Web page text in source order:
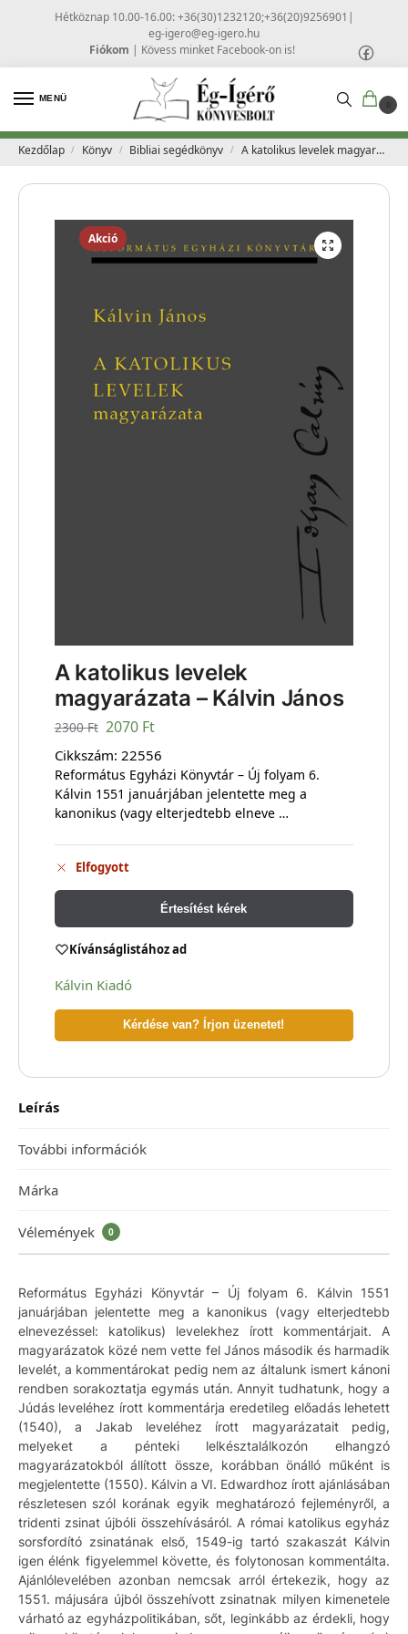
Hétköznap 10.00-16.00: +36(30)1232120;+36(20)9256901 |
eg-igero@eg-igero.hu
Fiókom | Kövess minket Facebook-on is!
MENÜ
0
Kezdőlap / Könyv / Bibliai segédkönyv / A katolikus levelek magyarázata – Kálvin János
Akció
A katolikus levelek
magyarázata – Kálvin János
2300Ft 2070 Ft
Cikkszám: 22556
Református Egyházi Könyvtár – Új folyam 6.
Kálvin 1551 januárjában jelentette meg a
kanonikus (vagy elterjedtebb elneve …
Elfogyott
Értesítést kérek
Kívánságlistához ad
Kálvin Kiadó
Kérdése van? Írjon üzenetet!
Leírás
További információk
Márka
Vélemények 0
Református Egyházi Könyvtár – Új folyam 6. Kálvin 1551
januárjában jelentette meg a kanonikus (vagy elterjedtebb
elnevezéssel: katolikus) levelekhez írott kommentárjait. A
magyarázatok közé nem vette fel János második és harmadik
levelét, a kommentárokat pedig nem az általunk ismert kánoni
rendben sorakoztatja egymás után. Annyit tudhatunk, hogy a
Júdás leveléhez írott kommentárja eredetileg előadás lehetett
(1540), a Jakab leveléhez írott magyarázatait pedig,
melyeket a pénteki lelkésztalálkozón elhangzó
magyarázatokból állított össze, korábban önálló műként is
megjelentette (1550). Kálvin a VI. Edwardhoz írott ajánlásában
részletesen szól korának egyik meghatározó fejleményről, a
tridenti zsinat újbóli összehívásáról. A római katolikus egyház
sorsfordító zsinatának első, 1549-ig tartó szakaszát Kálvin
igen élénk figyelemmel követte, és folytonosan kommentálta.
Ajánlólevelében azonban nemcsak arról értekezik, hogy az
1551. májusára újból összehívott zsinatnak milyen kimenetele
várható az egyházpolitikában, sőt, leginkább az érdekli, hogy